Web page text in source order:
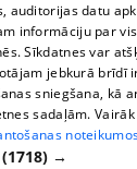
auditorijas datu
informāciju par
Sīkdatnes var
jebkurā brīdī
sniegšana, kā
sadaļām.
(1718) →